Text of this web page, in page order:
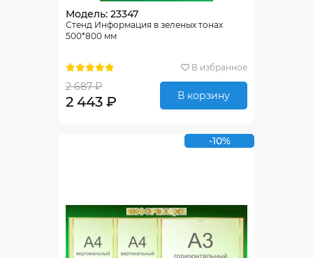
Модель: 23347
Стенд Информация в зеленых тонах
500*800 мм
В избранное
2 687 ₽
2 443 ₽ В корзину
-10%